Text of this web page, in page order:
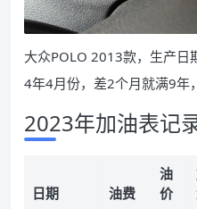
大众POLO 2013款，生产
4年4月份，差2个月就满9年
2023年加油表记
日期 油费
油
价